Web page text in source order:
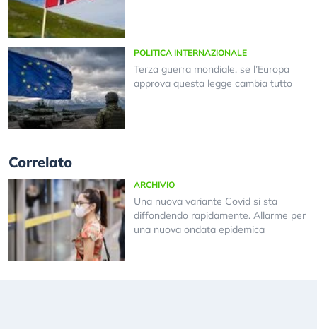
POLITICA INTERNAZIONALE
Terza guerra mondiale, se l’Europa
approva questa legge cambia tutto
Correlato
ARCHIVIO
Una nuova variante Covid si sta
diffondendo rapidamente. Allarme per
una nuova ondata epidemica